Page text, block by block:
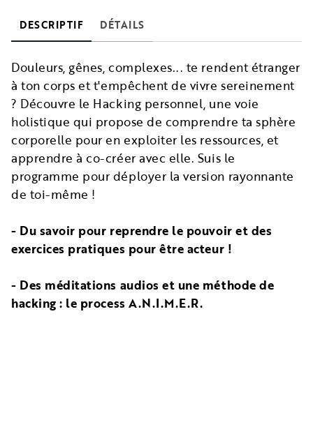
DESCRIPTIF DÉTAILS
Douleurs, gênes, complexes... te rendent étranger
à ton corps et t'empêchent de vivre sereinement
? Découvre le Hacking personnel, une voie
holistique qui propose de comprendre ta sphère
corporelle pour en exploiter les ressources, et
apprendre à co-créer avec elle. Suis le
programme pour déployer la version rayonnante
de toi-même !
- Du savoir pour reprendre le pouvoir et des
exercices pratiques pour être acteur !
- Des méditations audios et une méthode de
hacking : le process A.N.I.M.E.R.